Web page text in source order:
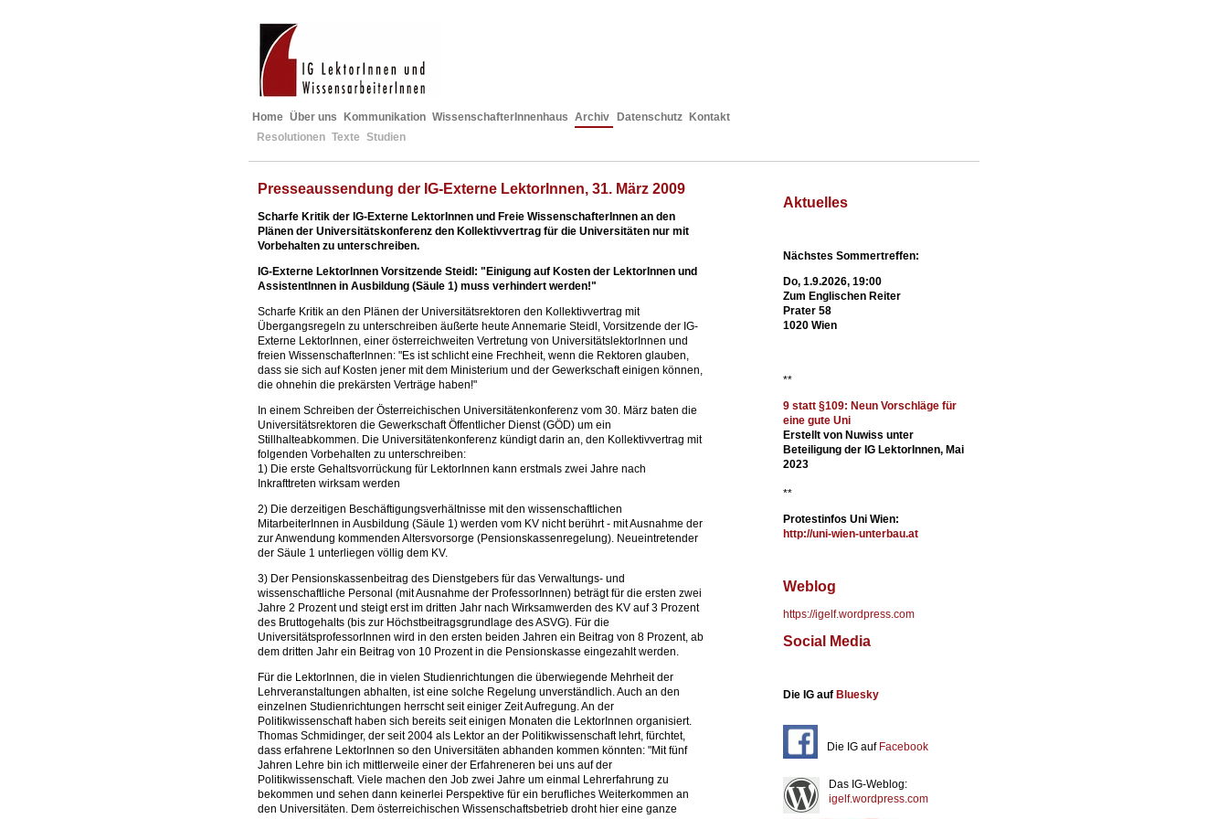
Home Über uns Kommunikation WissenschafterInnenhaus Archiv Datenschutz
Kontakt
Resolutionen Texte Studien
Presseaussendung der IG-Externe LektorInnen, 31. März 2009
Scharfe Kritik der IG-Externe LektorInnen und Freie WissenschafterInnen an den
Plänen der Universitätskonferenz den Kollektivvertrag für die Universitäten nur mit
Vorbehalten zu unterschreiben.
IG-Externe LektorInnen Vorsitzende Steidl: "Einigung auf Kosten der LektorInnen und
AssistentInnen in Ausbildung (Säule 1) muss verhindert werden!"
Scharfe Kritik an den Plänen der Universitätsrektoren den Kollektivvertrag mit
Übergangsregeln zu unterschreiben äußerte heute Annemarie Steidl, Vorsitzende der IG-
Externe LektorInnen, einer österreichweiten Vertretung von UniversitätslektorInnen und
freien WissenschafterInnen: "Es ist schlicht eine Frechheit, wenn die Rektoren glauben,
dass sie sich auf Kosten jener mit dem Ministerium und der Gewerkschaft einigen können,
die ohnehin die prekärsten Verträge haben!"
In einem Schreiben der Österreichischen Universitätenkonferenz vom 30. März baten die
Universitätsrektoren die Gewerkschaft Öffentlicher Dienst (GÖD) um ein
Stillhalteabkommen. Die Universitätenkonferenz kündigt darin an, den Kollektivvertrag mit
folgenden Vorbehalten zu unterschreiben:
1) Die erste Gehaltsvorrückung für LektorInnen kann erstmals zwei Jahre nach
Inkrafttreten wirksam werden
2) Die derzeitigen Beschäftigungsverhältnisse mit den wissenschaftlichen
MitarbeiterInnen in Ausbildung (Säule 1) werden vom KV nicht berührt - mit Ausnahme der
zur Anwendung kommenden Altersvorsorge (Pensionskassenregelung). Neueintretender
der Säule 1 unterliegen völlig dem KV.
3) Der Pensionskassenbeitrag des Dienstgebers für das Verwaltungs- und
wissenschaftliche Personal (mit Ausnahme der ProfessorInnen) beträgt für die ersten zwei
Jahre 2 Prozent und steigt erst im dritten Jahr nach Wirksamwerden des KV auf 3 Prozent
des Bruttogehalts (bis zur Höchstbeitragsgrundlage des ASVG). Für die
UniversitätsprofessorInnen wird in den ersten beiden Jahren ein Beitrag von 8 Prozent, ab
dem dritten Jahr ein Beitrag von 10 Prozent in die Pensionskasse eingezahlt werden.
Für die LektorInnen, die in vielen Studienrichtungen die überwiegende Mehrheit der
Lehrveranstaltungen abhalten, ist eine solche Regelung unverständlich. Auch an den
einzelnen Studienrichtungen herrscht seit einiger Zeit Aufregung. An der
Politikwissenschaft haben sich bereits seit einigen Monaten die LektorInnen organisiert.
Thomas Schmidinger, der seit 2004 als Lektor an der Politikwissenschaft lehrt, fürchtet,
dass erfahrene LektorInnen so den Universitäten abhanden kommen könnten: "Mit fünf
Jahren Lehre bin ich mittlerweile einer der Erfahreneren bei uns auf der
Politikwissenschaft. Viele machen den Job zwei Jahre um einmal Lehrerfahrung zu
bekommen und sehen dann keinerlei Perspektive für ein berufliches Weiterkommen an
den Universitäten. Dem österreichischen Wissenschaftsbetrieb droht hier eine ganze
Aktuelles
Nächstes Sommertreffen:
Do, 1.9.2026, 19:00
Zum Englischen Reiter
Prater 58
1020 Wien
**
9 statt §109: Neun Vorschläge für
eine gute Uni
Erstellt von Nuwiss unter
Beteiligung der IG LektorInnen, Mai
2023
**
Protestinfos Uni Wien:
http://uni-wien-unterbau.at
Weblog
https://igelf.wordpress.com
Social Media
Die IG auf Bluesky
Die IG auf Facebook
Das IG-Weblog:
igelf.wordpress.com